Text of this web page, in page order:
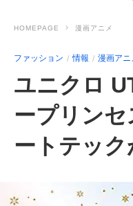
HOMEPAGE 漫画アニメ
ファッション 情報 漫画アニ
ユニクロ
ープリンセ
ートテッ